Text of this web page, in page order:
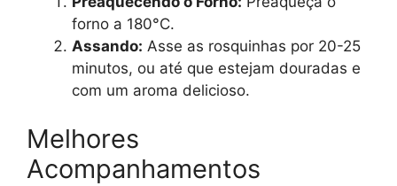
forno a 180°C.
Assando: Asse as rosquinhas por 20-25
minutos, ou até que estejam douradas e
com um aroma delicioso.
Melhores
Acompanhamentos